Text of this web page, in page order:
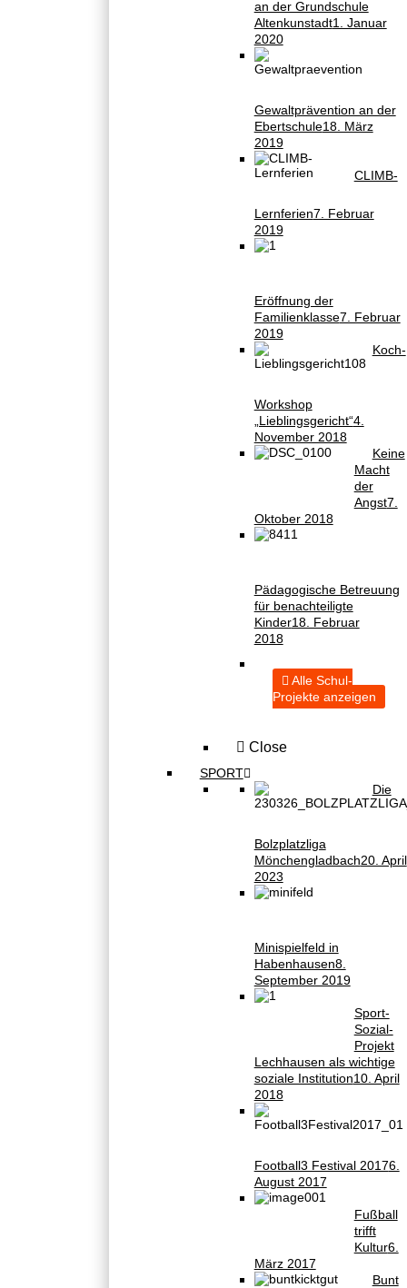
an der Grundschule
Altenkunstadt1. Januar
2020
Gewaltprävention an der
Ebertschule18. März
2019
CLIMB-
Lernferien7. Februar
2019
Eröffnung der
Familienklasse7. Februar
2019
Koch-
Workshop
„Lieblingsgericht“4.
November 2018
Keine
Macht
der
Angst7.
Oktober 2018
Pädagogische Betreuung
für benachteiligte
Kinder18. Februar
2018
Alle Schul-
Projekte anzeigen
Close
SPORT
Die
Bolzplatzliga
Mönchengladbach20. April
2023
Minispielfeld in
Habenhausen8.
September 2019
Sport-
Sozial-
Projekt
Lechhausen als wichtige
soziale Institution10. April
2018
Football3 Festival 20176.
August 2017
Fußball
trifft
Kultur6.
März 2017
Bunt